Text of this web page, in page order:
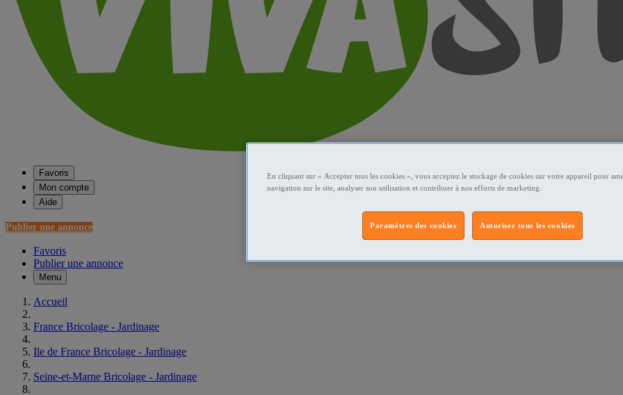
Favoris
Mon compte
Aide
Publier une annonce
Favoris
Publier une annonce
Menu
Accueil
France Bricolage - Jardinage
Ile de France Bricolage - Jardinage
Seine-et-Marne Bricolage - Jardinage
En cliquant sur « Accepter tous les cookies », vous acceptez le stockage de cookies sur votre appareil pour
navigation sur le site, analyser son utilisation et contribuer à nos efforts de marketing.
Autoriser tous les cookies
Paramètres des cookies